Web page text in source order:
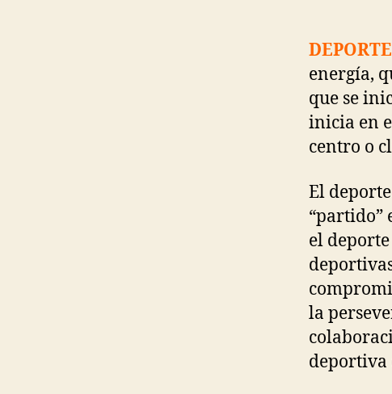
DEPORTE
energía,
que se
inicia en
centro o
El
“partido”
el
la
deportiva